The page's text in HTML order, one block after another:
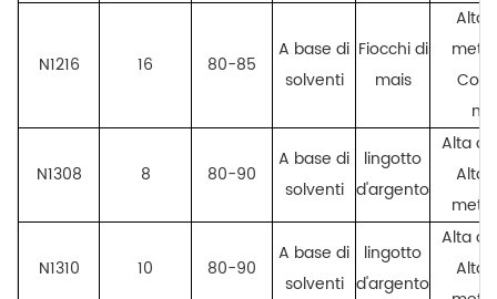
N1216 16 80-85
A base di
solventi
Fiocchi di
mais
N1308 8 80-90
A base di
solventi
lingotto
d'argento
Alta
N1310 10 80-90
A base di
solventi
lingotto
d'argento
Alta